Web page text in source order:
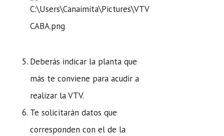
Deberás indicar la planta que
más te conviene para acudir a
realizar la VTV.
Te solicitarán datos que
corresponden con el de la